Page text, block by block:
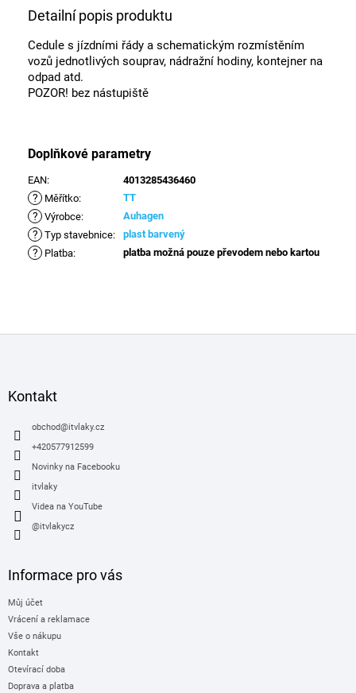
Detailní popis produktu
Cedule s jízdními řády a schematickým rozmístěním
vozů jednotlivých souprav, nádražní hodiny, kontejner na
odpad atd.
POZOR! bez nástupiště
Doplňkové parametry
EAN: 4013285436460
? Měřítko: TT
? Výrobce: Auhagen
? Typ stavebnice: plast barvený
? Platba: platba možná pouze převodem nebo kartou
Kontakt
obchod@itvlaky.cz
+420577912599
Novinky na Facebooku
itvlaky
Videa na YouTube
@itvlakycz
Informace pro vás
Můj účet
Vrácení a reklamace
Vše o nákupu
Kontakt
Otevírací doba
Doprava a platba